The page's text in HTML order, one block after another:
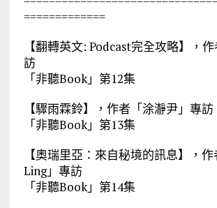
=============
【翻轉英文: Podcast完全攻略】，
訪
「非聽Book」第12集
【驟雨霖鈴】，作者「涂瀞尹」專訪
「非聽Book」第13集
【奧瑞里亞：來自秘境的訊息】，作
Ling」專訪
「非聽Book」第14集